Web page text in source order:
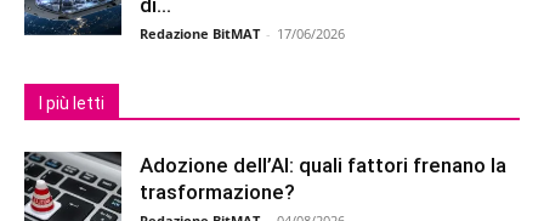
Redazione BitMAT - 17/06/2026
I più letti
Adozione dell’AI: quali fattori frenano la
trasformazione?